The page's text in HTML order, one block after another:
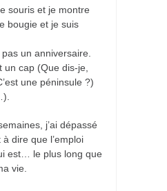
souris et je montre
bougie et je suis
un anniversaire.
un cap (Que dis-je,
une péninsule ?)
j’ai dépassé
à dire que l’emploi
est… le plus long que
vie.